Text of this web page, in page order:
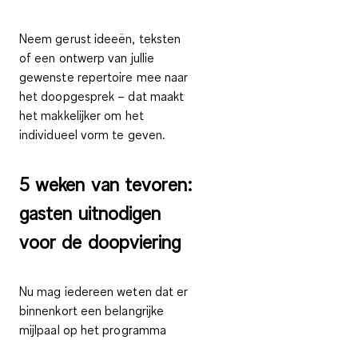
Neem gerust ideeën, teksten
of een ontwerp van jullie
gewenste repertoire mee naar
het doopgesprek – dat maakt
het makkelijker om het
individueel vorm te geven.
5 weken van tevoren:
gasten uitnodigen
voor de doopviering
Nu mag iedereen weten dat er
binnenkort een belangrijke
mijlpaal op het programma